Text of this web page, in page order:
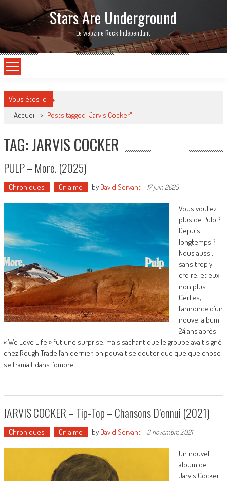
Stars Are Underground
Le webzine Rock Indépendant
Vous êtes ici
Accueil > Posts tagged "Jarvis Cocker"
TAG: JARVIS COCKER
PULP – More. (2025)
Chroniques On aime by David Servant- 17 juin 2025
Vous vouliez
plus de Pulp ?
Depuis
longtemps ?
Nous aussi,
sans trop y
croire, et eux
non plus !
Certes,
l’annonce d’un
nouvel album
24 ans après
« We Love Life » fut une surprise, mais sachant que le groupe avait signé
chez Rough Trade l’an dernier, on pouvait se douter que quelque chose
se tramait dans l’ombre.
JARVIS COCKER – Tip-Top – Chansons D’ennui (2021)
Chroniques On aime by David Servant- 3 novembre 2021
Un nouvel
album de
Jarvis Cocker